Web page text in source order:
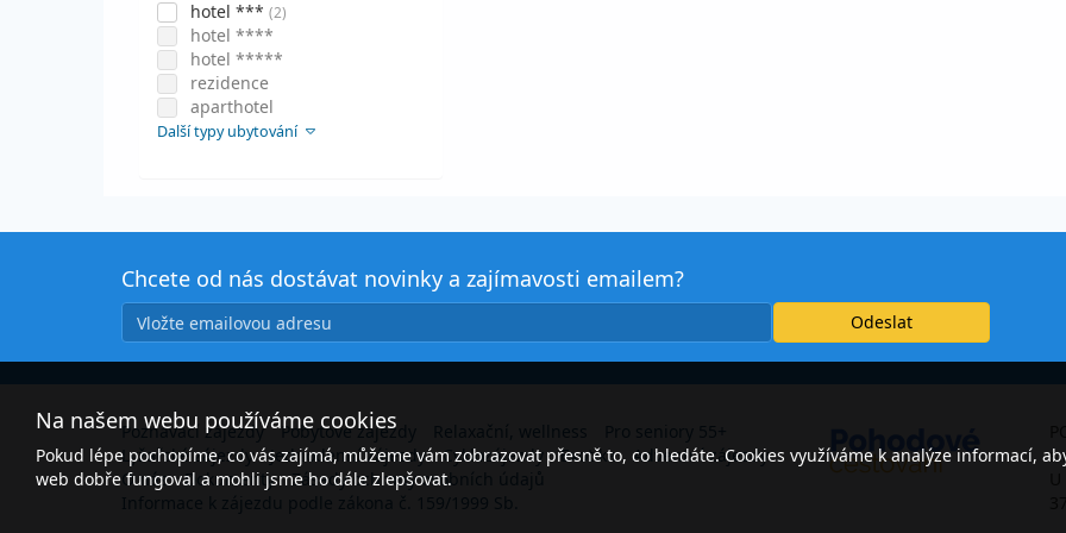
hotel *** (2)
hotel ****
hotel *****
rezidence
aparthotel
Další typy ubytování
Chcete od nás dostávat novinky a zajímavosti emailem?
Poznávací zájezdy Pobytové zájezdy
Lyžařské zájezdy
Jednodenní zájezdy Cyklozájezdy Exotika
Adventní zájezdy
O nás
Dokumenty
Zásady ochrany osobních údajů
Na našem webu používáme cookies
Pokud lépe pochopíme, co vás zajímá, můžeme vám zobrazovat přesně to, co hledáte. Cookies využíváme k analýze informací,
web dobře fungoval a mohli jsme ho dále zlepšovat.